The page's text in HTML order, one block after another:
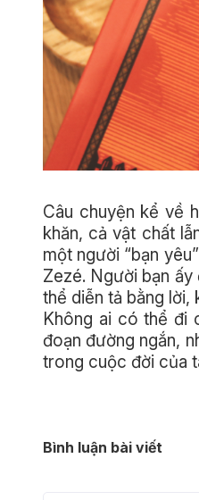
Câu chuyện kể về
khăn, cả vật chất
một người “bạn
Zezé. Người bạn ấy
thể diễn tả bằng
Không ai có thể đi
đoạn đường ngắn,
trong cuộc đời của
Bình luận bài viết